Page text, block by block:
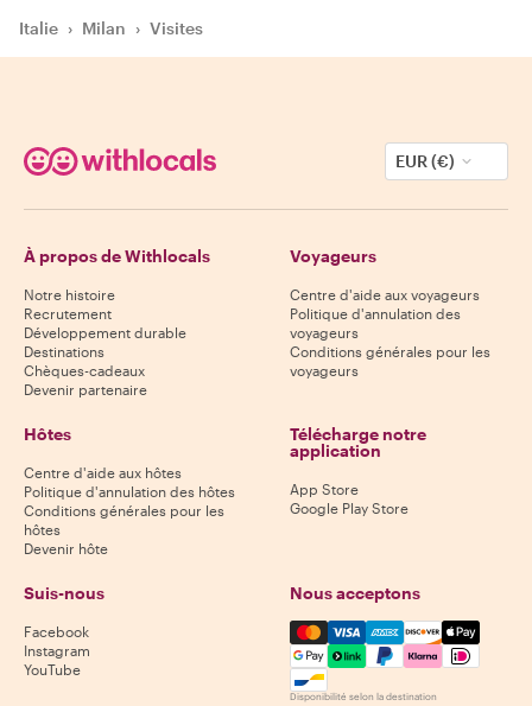
Italie › Milan › Visites
EUR (€)
À propos de Withlocals
Notre histoire
Recrutement
Développement durable
Destinations
Chèques-cadeaux
Devenir partenaire
Voyageurs
Centre d'aide aux voyageurs
Politique d'annulation des
voyageurs
Conditions générales pour les
voyageurs
Hôtes
Centre d'aide aux hôtes
Politique d'annulation des hôtes
Conditions générales pour les
hôtes
Devenir hôte
Télécharge notre
application
App Store
Google Play Store
Suis-nous
Facebook
Instagram
YouTube
Nous acceptons
Mastercard, Visa, Amex,
Disponibilité selon la destination